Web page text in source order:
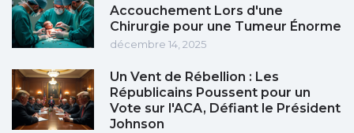
Accouchement Lors d'une
Chirurgie pour une Tumeur Énorme
décembre 14, 2025
Un Vent de Rébellion : Les
Républicains Poussent pour un
Vote sur l'ACA, Défiant le Président
Johnson